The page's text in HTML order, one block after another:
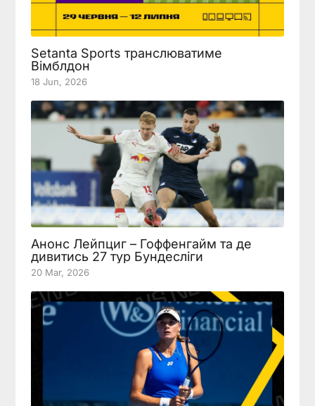
Setanta Sports транслюватиме
Вімблдон
18 Jun, 2026
Анонс Лейпциг – Гоффенгайм та де
дивитись 27 тур Бундесліги
20 Mar, 2026